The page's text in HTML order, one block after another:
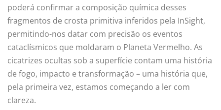
poderá confirmar a composição química desses
fragmentos de crosta primitiva inferidos pela InSight,
permitindo-nos datar com precisão os eventos
cataclísmicos que moldaram o Planeta Vermelho. As
cicatrizes ocultas sob a superfície contam uma história
de fogo, impacto e transformação – uma história que,
pela primeira vez, estamos começando a ler com
clareza.